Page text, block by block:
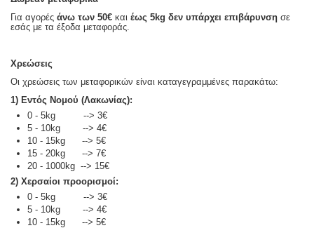
Για αγορέςάνω των 50€ καιέως 5kg δεν υπάρχει επιβάρυνση σε
εσάς με τα έξοδα μεταφοράς.
Χρεώσεις
Οι χρεώσεις των μεταφορικών είναι καταγεγραμμένες παρακάτω:
1) Εντός Νομού (Λακωνίας):
0 - 5kg --> 3€
5 - 10kg --> 4€
10 - 15kg --> 5€
15 - 20kg --> 7€
20 - 1000kg --> 15€
2) Χερσαίοι προορισμοί:
0 - 5kg --> 3€
5 - 10kg --> 4€
10 - 15kg --> 5€